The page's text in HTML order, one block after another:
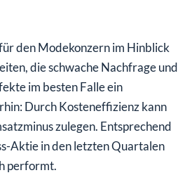
den Modekonzern im Hinblick
die schwache Nachfrage und
im besten Falle ein
Durch Kosteneffizienz kann
zulegen. Entsprechend
Aktie in den letzten Quartalen
performt.